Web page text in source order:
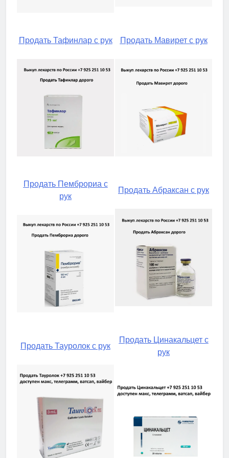
Продать Тафинлар с рук Продать Мавирет с рук
Продать Пемброриа с
рук
Продать Абраксан с рук
Продать Тауролок с рук
Продать Цинакальцет с
рук